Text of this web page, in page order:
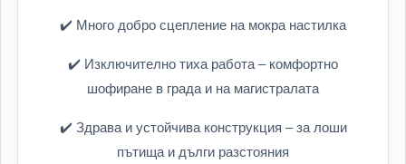
✔️ Много добро сцепление на мокра настилка
✔️ Изключително тиха работа – комфортно
шофиране в града и на магистралата
✔️ Здрава и устойчива конструкция – за лоши
пътища и дълги разстояния